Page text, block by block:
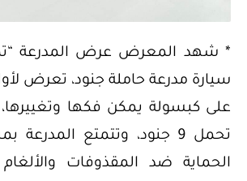
سيارة مدرعة حاملة جنود، تعرض
على كبسولة يمكن فكها وتغييرها،
تحمل 9 جنود، وتتمتع المدرعة